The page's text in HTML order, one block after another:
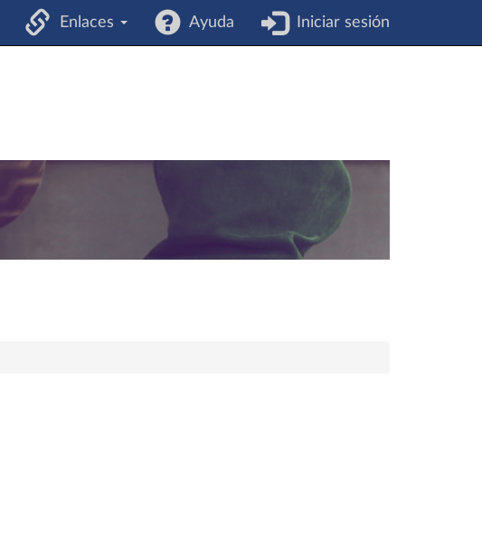
Enlaces Ayuda Iniciar sesión